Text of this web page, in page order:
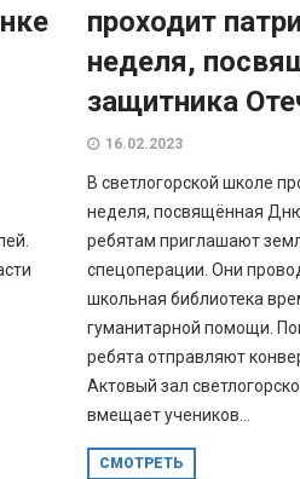
проходит
неделя,
защитника
16.02.2023
В светлогорской школе
неделя, посвящённая
ребятам приглашают
спецоперации. Они
школьная библиотека
гуманитарной помощи.
ребята отправляют
Актовый зал
вмещает учеников...
СМОТРЕТЬ